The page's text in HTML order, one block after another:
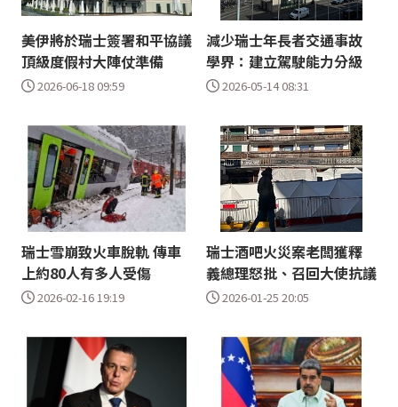
美伊將於瑞士簽署和平協議
頂級度假村大陣仗準備
2026-06-18 09:59
減少瑞士年長者交通事故
學界：建立駕駛能力分級
2026-05-14 08:31
瑞士雪崩致火車脫軌 傳車
上約80人有多人受傷
2026-02-16 19:19
瑞士酒吧火災案老闆獲釋
義總理怒批、召回大使抗議
2026-01-25 20:05